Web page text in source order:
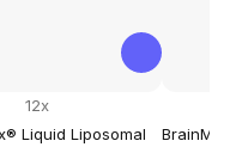
Liquid Liposomal
12x
BrainMax